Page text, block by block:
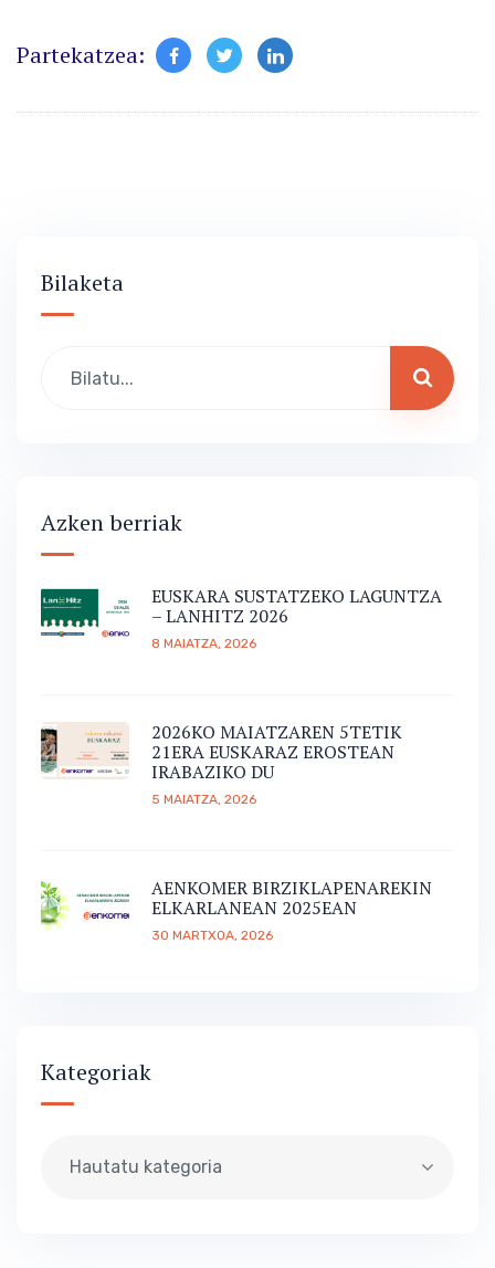
Partekatzea:
Bilaketa
Azken berriak
EUSKARA SUSTATZEKO LAGUNTZA
– LANHITZ 2026
8 MAIATZA, 2026
2026KO MAIATZAREN 5TETIK
21ERA EUSKARAZ EROSTEAN
IRABAZIKO DU
5 MAIATZA, 2026
AENKOMER BIRZIKLAPENAREKIN
ELKARLANEAN 2025EAN
30 MARTXOA, 2026
Kategoriak
Hautatu kategoria